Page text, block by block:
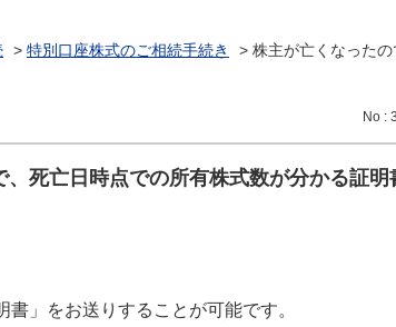
> 特別口座株式のご相続手続き > 株主が亡くなった
No :
死亡日時点での所有株式数が分かる証
」をお送りすることが可能です。